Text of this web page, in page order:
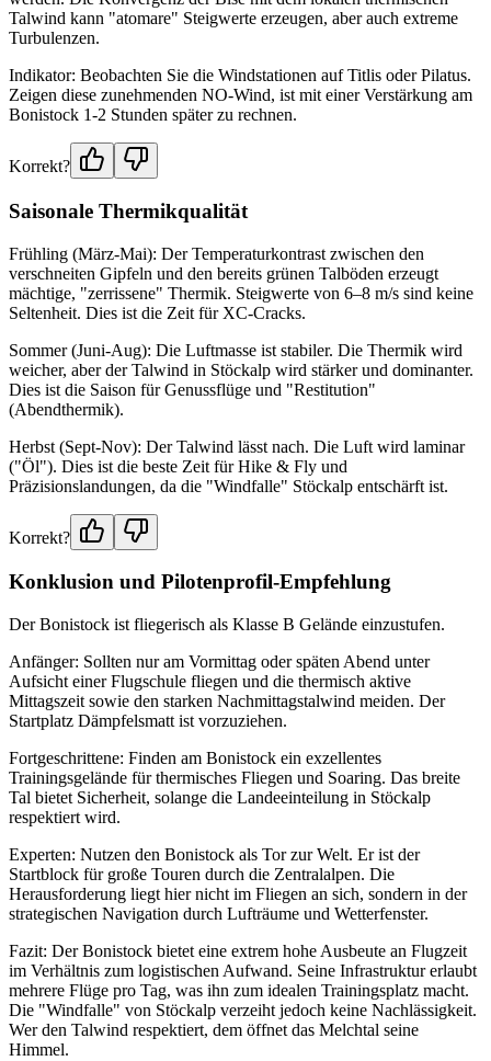
Talwind kann "atomare" Steigwerte erzeugen, aber auch extreme
Turbulenzen.
Indikator: Beobachten Sie die Windstationen auf Titlis oder Pilatus.
Zeigen diese zunehmenden NO-Wind, ist mit einer Verstärkung am
Bonistock 1-2 Stunden später zu rechnen.
Korrekt?
Saisonale Thermikqualität
Frühling (März-Mai): Der Temperaturkontrast zwischen den
verschneiten Gipfeln und den bereits grünen Talböden erzeugt
mächtige, "zerrissene" Thermik. Steigwerte von 6–8 m/s sind keine
Seltenheit. Dies ist die Zeit für XC-Cracks.
Sommer (Juni-Aug): Die Luftmasse ist stabiler. Die Thermik wird
weicher, aber der Talwind in Stöckalp wird stärker und dominanter.
Dies ist die Saison für Genussflüge und "Restitution"
(Abendthermik).
Herbst (Sept-Nov): Der Talwind lässt nach. Die Luft wird laminar
("Öl"). Dies ist die beste Zeit für Hike & Fly und
Präzisionslandungen, da die "Windfalle" Stöckalp entschärft ist.
Korrekt?
Konklusion und Pilotenprofil-Empfehlung
Der Bonistock ist fliegerisch als Klasse B Gelände einzustufen.
Anfänger: Sollten nur am Vormittag oder späten Abend unter
Aufsicht einer Flugschule fliegen und die thermisch aktive
Mittagszeit sowie den starken Nachmittagstalwind meiden. Der
Startplatz Dämpfelsmatt ist vorzuziehen.
Fortgeschrittene: Finden am Bonistock ein exzellentes
Trainingsgelände für thermisches Fliegen und Soaring. Das breite
Tal bietet Sicherheit, solange die Landeeinteilung in Stöckalp
respektiert wird.
Experten: Nutzen den Bonistock als Tor zur Welt. Er ist der
Startblock für große Touren durch die Zentralalpen. Die
Herausforderung liegt hier nicht im Fliegen an sich, sondern in der
strategischen Navigation durch Lufträume und Wetterfenster.
Fazit: Der Bonistock bietet eine extrem hohe Ausbeute an Flugzeit
im Verhältnis zum logistischen Aufwand. Seine Infrastruktur erlaubt
mehrere Flüge pro Tag, was ihn zum idealen Trainingsplatz macht.
Die "Windfalle" von Stöckalp verzeiht jedoch keine Nachlässigkeit.
Wer den Talwind respektiert, dem öffnet das Melchtal seine
Himmel.